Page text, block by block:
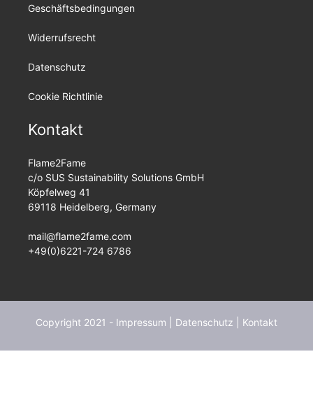
Geschäftsbedingungen
Widerrufsrecht
Datenschutz
Cookie Richtlinie
Kontakt
Flame2Fame
c/o SUS Sustainability Solutions GmbH
Köpfelweg 41
69118 Heidelberg, Germany
mail@flame2fame.com
+49(0)6221-724 6786
Copyright 2021 - Impressum Datenschutz Kontakt